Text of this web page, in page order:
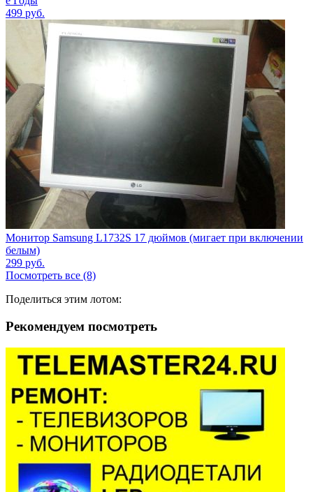
499 руб.
Монитор Samsung L1732S 17 дюймов (мигает при включении
белым)
299 руб.
Посмотреть все (8)
Поделиться этим лотом:
Рекомендуем посмотреть